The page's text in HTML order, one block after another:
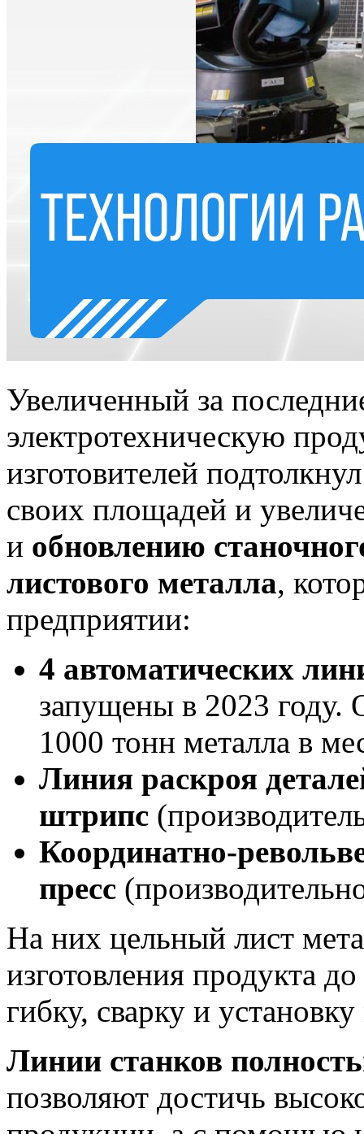
Увеличенный за
электротехническую
изготовителей
своих площадей и
и обновлению
листового металла,
предприятии:
4 автоматических
запущены в 2023 году.
1000 тонн металла в
Линия раскроя
штрипс
Координатно-
пресс
На них цельный лист
изготовления продукта
гибку, сварку и
Линии станков
позволяют достичь